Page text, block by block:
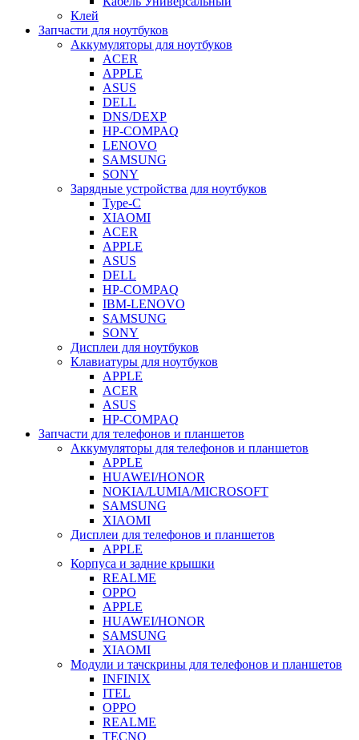
Клей
Запчасти для ноутбуков
Аккумуляторы для ноутбуков
ACER
APPLE
ASUS
DELL
DNS/DEXP
HP-COMPAQ
LENOVO
SAMSUNG
SONY
Зарядные устройства для ноутбуков
Type-C
XIAOMI
ACER
APPLE
ASUS
DELL
HP-COMPAQ
IBM-LENOVO
SAMSUNG
SONY
Дисплеи для ноутбуков
Клавиатуры для ноутбуков
APPLE
ACER
ASUS
HP-COMPAQ
Запчасти для телефонов и планшетов
Аккумуляторы для телефонов и планшетов
APPLE
HUAWEI/HONOR
NOKIA/LUMIA/MICROSOFT
SAMSUNG
XIAOMI
Дисплеи для телефонов и планшетов
APPLE
Корпуса и задние крышки
REALME
OPPO
APPLE
HUAWEI/HONOR
SAMSUNG
XIAOMI
Модули и тачскрины для телефонов и планшетов
INFINIX
ITEL
OPPO
REALME
TECNO